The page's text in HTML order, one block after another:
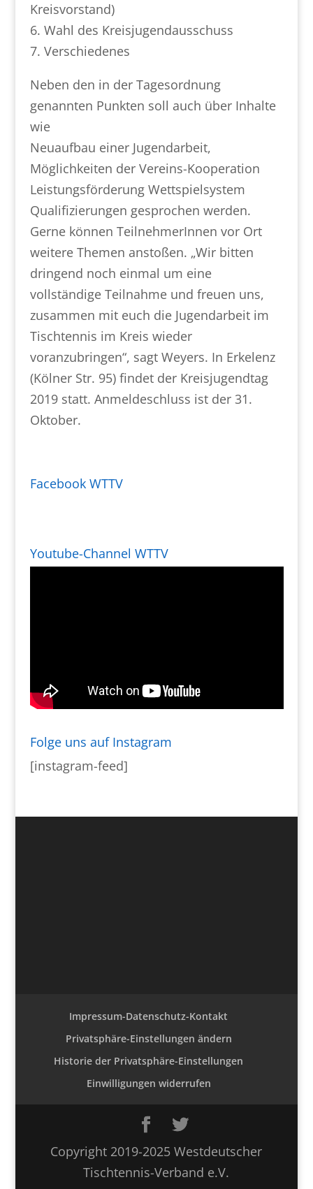
Kreisvorstand)
6. Wahl des Kreisjugendausschuss
7. Verschiedenes
Neben den in der Tagesordnung
genannten Punkten soll auch über Inhalte
wie
Neuaufbau einer Jugendarbeit,
Möglichkeiten der Vereins-Kooperation
Leistungsförderung Wettspielsystem
Qualifizierungen gesprochen werden.
Gerne können TeilnehmerInnen vor Ort
weitere Themen anstoßen. „Wir bitten
dringend noch einmal um eine
vollständige Teilnahme und freuen uns,
zusammen mit euch die Jugendarbeit im
Tischtennis im Kreis wieder
voranzubringen“, sagt Weyers. In Erkelenz
(Kölner Str. 95) findet der Kreisjugendtag
2019 statt. Anmeldeschluss ist der 31.
Oktober.
Facebook WTTV
Youtube-Channel WTTV
Folge uns auf Instagram
[instagram-feed]
Impressum-Datenschutz-Kontakt
Privatsphäre-Einstellungen ändern
Historie der Privatsphäre-Einstellungen
Einwilligungen widerrufen
Copyright 2019-2025 Westdeutscher
Tischtennis-Verband e.V.